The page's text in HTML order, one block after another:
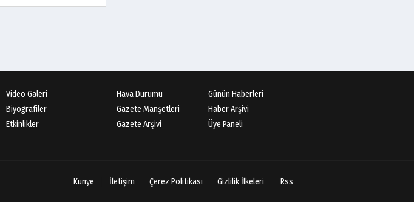
Video Galeri
Biyografiler
Etkinlikler
Hava Durumu
Günün Haberleri
Gazete Manşetleri
Haber Arşivi
Gazete Arşivi
Üye Paneli
Künye İletişim Çerez Politikası Gizlilik İlkeleri Rss